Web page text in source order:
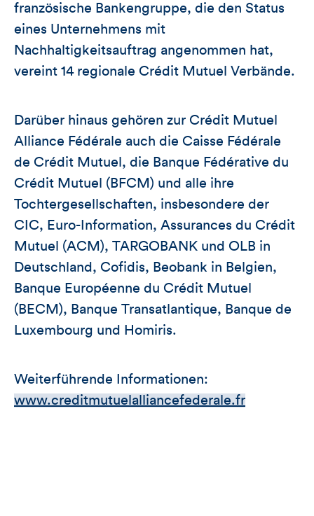
französische Bankengruppe, die den Status
eines Unternehmens mit
Nachhaltigkeitsauftrag angenommen hat,
vereint 14 regionale Crédit Mutuel Verbände.
Darüber hinaus gehören zur Crédit Mutuel
Alliance Fédérale auch die Caisse Fédérale
de Crédit Mutuel, die Banque Fédérative du
Crédit Mutuel (BFCM) und alle ihre
Tochtergesellschaften, insbesondere der
CIC, Euro-Information, Assurances du Crédit
Mutuel (ACM), TARGOBANK und OLB in
Deutschland, Cofidis, Beobank in Belgien,
Banque Européenne du Crédit Mutuel
(BECM), Banque Transatlantique, Banque de
Luxembourg und Homiris.
Weiterführende Informationen:
www.creditmutuelalliancefederale.fr